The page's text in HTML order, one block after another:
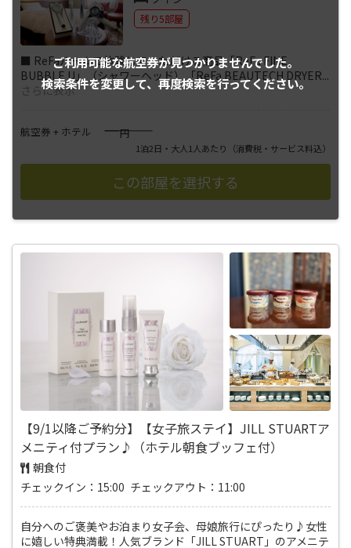
ご利用可能な航空券が見つかりませんでした。
検索条件を変更して、再度検索を行ってください。
残り5部屋
■ ReFaルームで体験していただける商品「ReFa FINE
BUBBLE U」（シャワーヘッド）「ReFa BEAUTECH DRYER...
さらに表示
航空券 + ホテル ――――円
1泊2日・大人1人あたり （消費税・サービス料込）
【9/1以降ご予約分】【女子旅ステイ】JILL STUARTア
メニティ付プラン♪（ホテル朝食ブッフェ付）
朝食付
チェックイン：15:00 チェックアウト：11:00
自分へのご褒美やお泊まり女子会、母娘旅行にぴったり♪女性
に嬉しい特典満載！人気ブランド「JILL STUART」のアメニテ